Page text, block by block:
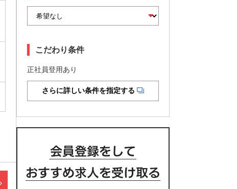
こだわり条件
正社員登用あり
さらに詳しい条件を指定する